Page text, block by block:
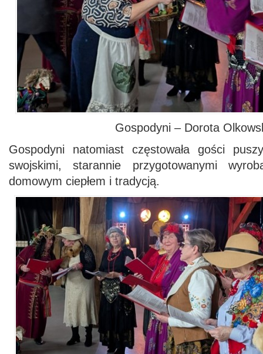
Gospodyni – Dorota
Gospodyni natomiast częstowała gości
swojskimi, starannie przygotowanymi
domowym ciepłem i tradycją.